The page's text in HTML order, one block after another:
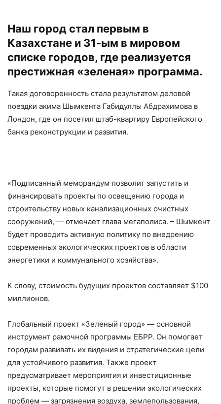
Наш город стал первым в
Казахстане и 31-ым в мировом
списке городов, где реализуется
престижная «зеленая» программа.
Такая договоренность стала результатом деловой
поездки акима Шымкента Габидуллы Абдрахимова в
Лондон, где он посетил штаб-квартиру Европейского
банка реконструкции и развития.
«Подписанный меморандум позволит запустить и
финансировать проекты по освещению города и
строительству новых канализационных очистных
сооружений, — отмечает глава мегаполиса. – Шымкент
будет проводить активную политику по внедрению
современных экологических проектов в области
энергетики и коммунального хозяйства».
К слову, стоимость будущих проектов составляет $100
миллионов.
Глобальный проект «Зеленый город» — основной
инструмент рамочной программы ЕБРР. Он помогает
городам развивать их видения и стратегические цели
для устойчивого развития. Также проект
предусматривает мероприятия и инвестиционные
проекты, которые помогут в решении экологических
проблем — загрязнения воздуха, землепользования,